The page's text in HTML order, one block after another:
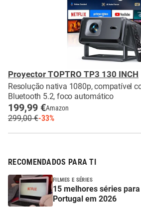
Proyector TOPTRO TP3 130 INCH
Resolução nativa 1080p, compatível
Bluetooth 5.2, foco automático
199,99 €Amazon
299,00 €-33%
RECOMENDADOS PARA TI
FILMES E SÉRIES
15 melhores séries
Portugal em 2026